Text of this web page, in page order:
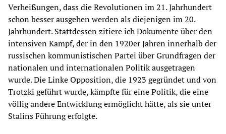
Verheißungen, dass die Revolutionen im 21. Jahrhundert
schon besser ausgehen werden als diejenigen im 20.
Jahrhundert. Stattdessen zitiere ich Dokumente über den
intensiven Kampf, der in den 1920er Jahren innerhalb der
russischen kommunistischen Partei über Grundfragen der
nationalen und internationalen Politik ausgetragen
wurde. Die Linke Opposition, die 1923 gegründet und von
Trotzki geführt wurde, kämpfte für eine Politik, die eine
völlig andere Entwicklung ermöglicht hätte, als sie unter
Stalins Führung erfolgte.